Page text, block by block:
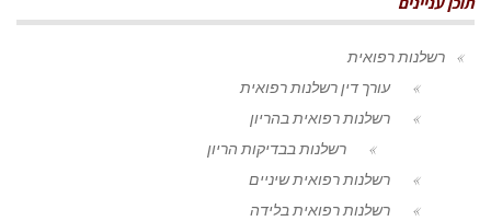
רשלנות רפואית
עורך דין רשלנות רפואית
רשלנות רפואית בהריון
רשלנות בבדיקות הריון
רשלנות רפואית שיניים
רשלנות רפואית בלידה